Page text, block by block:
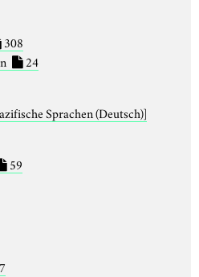
308
24
Sprachen (Deutsch)]
59